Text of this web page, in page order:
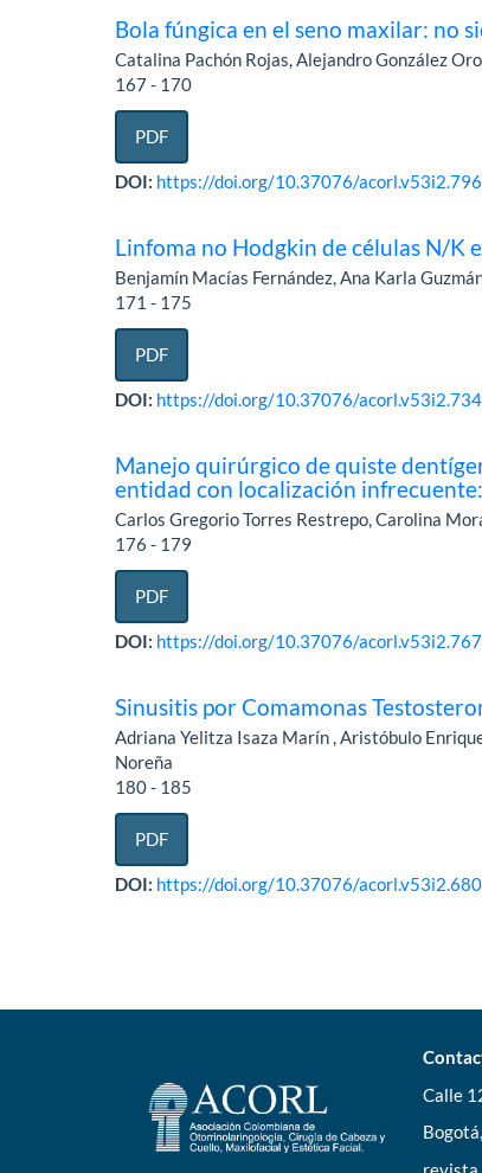
Bola fúngica en el seno maxilar: no
Catalina Pachón Rojas, Alejandro González
167 - 170
PDF
DOI: https://doi.org/10.37076/acorl.v53i2.796
Linfoma no Hodgkin de células N/K
Benjamín Macías Fernández, Ana Karla
171 - 175
PDF
DOI: https://doi.org/10.37076/acorl.v53i2.734
Manejo quirúrgico de quiste
entidad con localización
Carlos Gregorio Torres Restrepo, Carolina
176 - 179
PDF
DOI: https://doi.org/10.37076/acorl.v53i2.767
Sinusitis por Comamonas
Adriana Yelitza Isaza Marín , Aristóbulo
Noreña
180 - 185
PDF
DOI: https://doi.org/10.37076/acorl.v53i2.680
Calle